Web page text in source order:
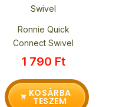
Ronnie Quick
Connect Swivel
1 790 Ft
KOSÁRBA
TESZEM